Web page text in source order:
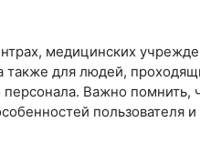
медицинских
для людей,
Важно помнить,
пользователя и